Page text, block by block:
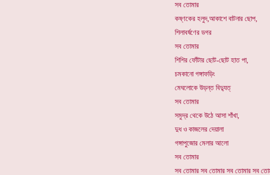
সব তোমার
কষ্ণকের হলুদ,আকাশে বাটনার ছোপ,
শিলাবর্ষণের ডগর
সব তোমার
শিশির ফোঁটার ছোট-ছোট হাত পা,
চমকানো গঙ্গাফড়িং
মেঘলোকে উড়ন্ত বিদ্যুত্
সব তোমার
সমুদ্র থেকে উঠে আসা শাঁখা,
দুধ ও কাজলের দেয়ালা
গঙ্গাপুজোর মেলার আলো
সব তোমার
সব তোমার সব তোমার সব তোমার সব